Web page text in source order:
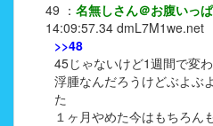
49 ： 名無しさん＠お腹いっぱ
14:09:57.34 dmL7M1we.net
>>48
45じゃないけど1週間で変わ
浮腫なんだろうけどぶよぶ
た
１ヶ月やめた今はもちろん